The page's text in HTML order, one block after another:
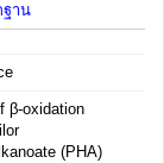
าน
β-oxidation
(PHA)